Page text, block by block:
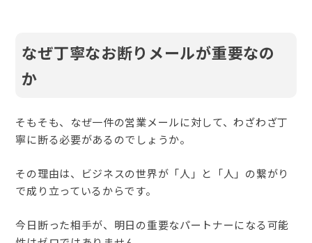
なぜ丁寧なお断りメールが重要なの
か
そもそも、なぜ一件の営業メールに対して、わざわざ丁
寧に断る必要があるのでしょうか。
その理由は、ビジネスの世界が「人」と「人」の繋がり
で成り立っているからです。
今日断った相手が、明日の重要なパートナーになる可能